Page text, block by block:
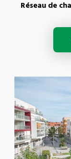
Réseau de